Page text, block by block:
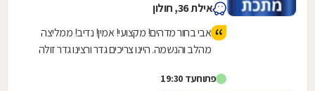
אילת 36, חולון
אבי בחור מדהים! מקצועי! אמין! נדיב! ממליצה
מהלב והנשמה. היינו צריכים גדר ורצינו גדר זולה
לא ממליץ על הגדר שרצינו, אבל אנחנו
פתוחעד 19:30